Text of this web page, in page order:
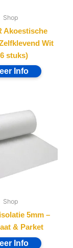
Shop
Akoestische
Wit
stuks)
Shop
5mm –
& Parket